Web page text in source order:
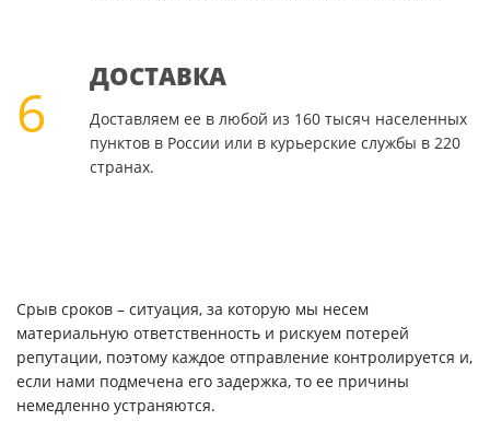
6
ДОСТАВКА
Доставляем ее в любой из 160 тысяч населенных
пунктов в России или в курьерские службы в 220
странах.
Срыв сроков – ситуация, за которую мы несем
материальную ответственность и рискуем потерей
репутации, поэтому каждое отправление контролируется и,
если нами подмечена его задержка, то ее причины
немедленно устраняются.